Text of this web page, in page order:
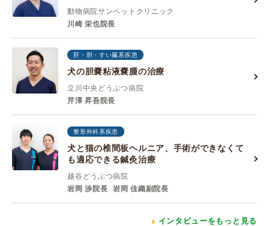
動物病院サンペットクリニック
川崎 栄也院長
肝・胆・すい臓系疾患
犬の胆嚢粘液嚢腫の治療
立川中央どうぶつ病院
芹澤 昇吾院長
整形外科系疾患
犬と猫の椎間板ヘルニア、手術ができなくて
も適応できる鍼灸治療
越谷どうぶつ病院
岩岡 渉院長
岩岡 佳織副院長
インタビューをもっと見る